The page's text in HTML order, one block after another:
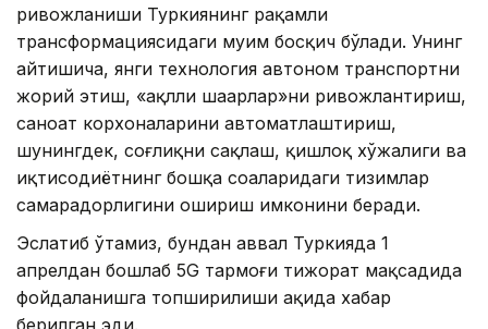
ривожланиши Туркиянинг рақамли
трансформациясидаги муҳим босқич бўлади. Унинг
айтишича, янги технология автоном транспортни
жорий этиш, «ақлли шаҳарлар»ни ривожлантириш,
саноат корхоналарини автоматлаштириш,
шунингдек, соғлиқни сақлаш, қишлоқ хўжалиги ва
иқтисодиётнинг бошқа соҳаларидаги тизимлар
самарадорлигини ошириш имконини беради.
Эслатиб ўтамиз, бундан аввал Туркияда 1
апрелдан бошлаб 5G тармоғи тижорат мақсадида
фойдаланишга топширилиши ҳақида хабар